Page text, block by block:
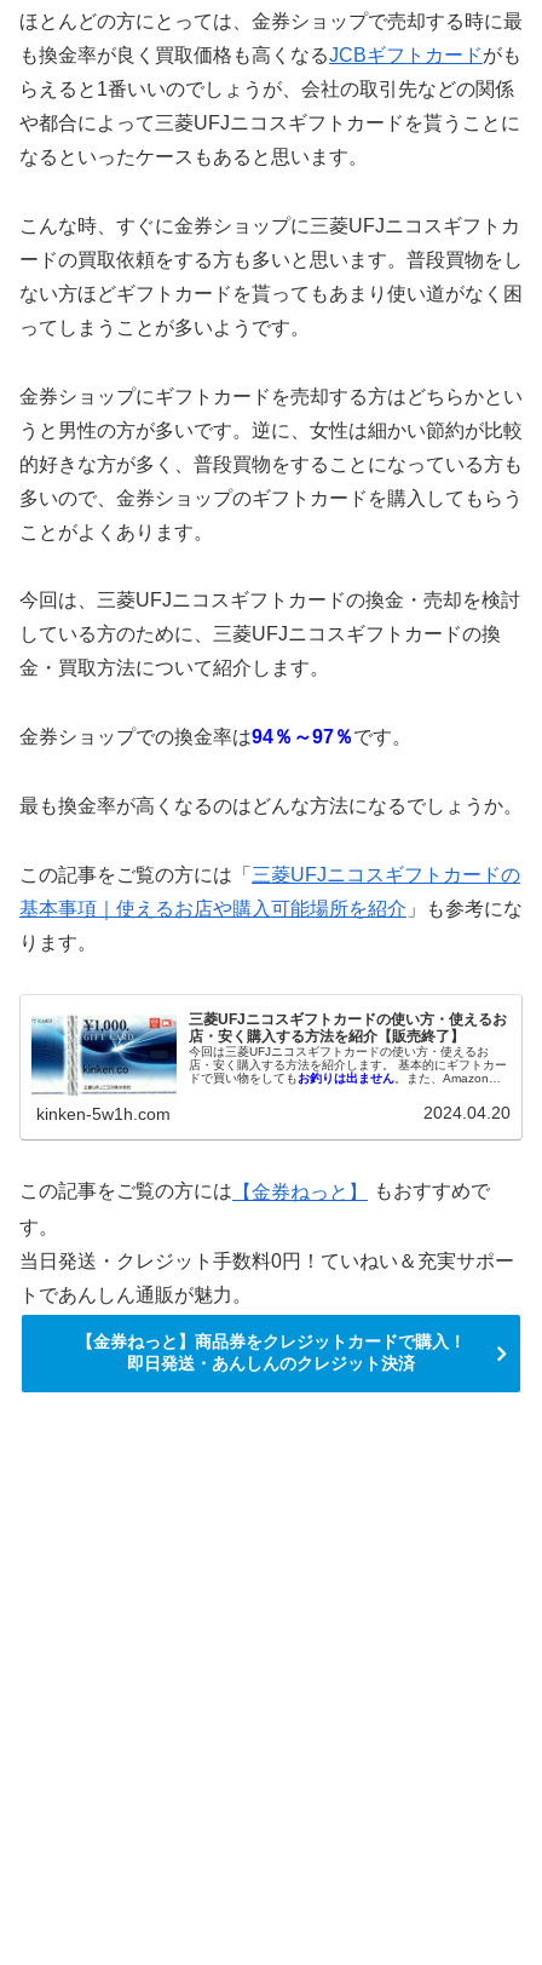
ほとんどの方にとっては、金券ショップで売却する時に最
も換金率が良く買取価格も高くなるJCBギフトカードがも
らえると1番いいのでしょうが、会社の取引先などの関係
や都合によって三菱UFJニコスギフトカードを貰うことに
なるといったケースもあると思います。
こんな時、すぐに金券ショップに三菱UFJニコスギフトカ
ードの買取依頼をする方も多いと思います。普段買物をし
ない方ほどギフトカードを貰ってもあまり使い道がなく困
ってしまうことが多いようです。
金券ショップにギフトカードを売却する方はどちらかとい
うと男性の方が多いです。逆に、女性は細かい節約が比較
的好きな方が多く、普段買物をすることになっている方も
多いので、金券ショップのギフトカードを購入してもらう
ことがよくあります。
今回は、三菱UFJニコスギフトカードの換金・売却を検討
している方のために、三菱UFJニコスギフトカードの換
金・買取方法について紹介します。
金券ショップでの換金率は94％～97％です。
最も換金率が高くなるのはどんな方法になるでしょうか。
この記事をご覧の方には「 三菱UFJニコスギフトカードの
基本事項｜使えるお店や購入可能場所を紹介 」も参考にな
ります。
三菱UFJニコスギフトカードの使い方・使えるお
店・安く購入する方法を紹介【販売終了】
今回は三菱UFJニコスギフトカードの使い方・使えるお
店・安く購入する方法を紹介します。 基本的にギフトカー
ドで買い物をしてもお釣りは出ません 。また、Amazonな
スーパー、ルミネのようなショッピングセンターなど様々
な店舗で利用できます。 なお、金券ショップでは、1,000
kinken-5w1h.com 2024.04.20
この記事をご覧の方には 【金券ねっと】
もおすすめで
す。
当日発送・クレジット手数料0円！ていねい＆充実サポー
トであんしん通販が魅力。
【金券ねっと】商品券をクレジットカードで購入！
即日発送・あんしんのクレジット決済